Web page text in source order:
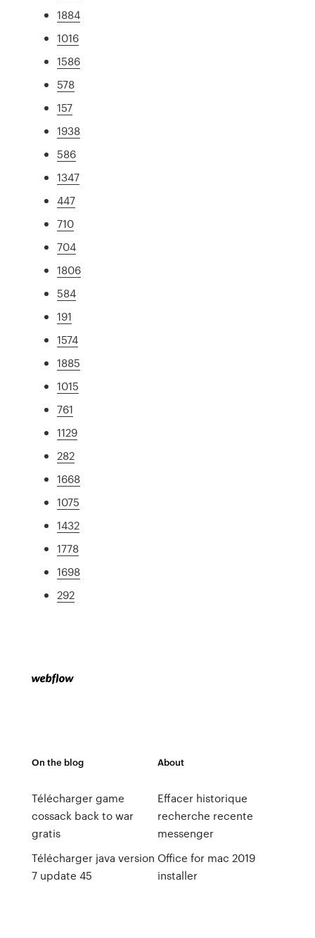
1884
1016
1586
578
157
1938
586
1347
447
710
704
1806
584
191
1574
1885
1015
761
1129
282
1668
1075
1432
1778
1698
292
On the blog
Télécharger game
cossack back to war
gratis
Télécharger java version
7 update 45
About
Effacer historique
recherche recente
messenger
Office for mac 2019
installer